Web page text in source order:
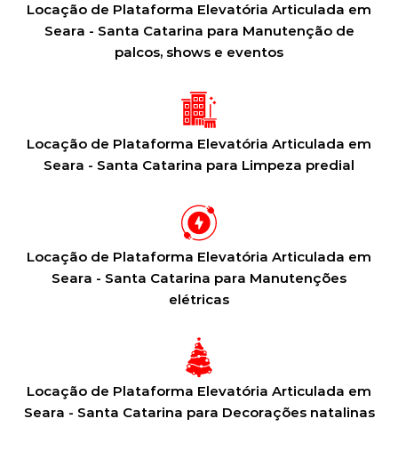
Locação de Plataforma Elevatória Articulada em
Seara - Santa Catarina para Manutenção de
palcos, shows e eventos
Locação de Plataforma Elevatória Articulada em
Seara - Santa Catarina para Limpeza predial
Locação de Plataforma Elevatória Articulada em
Seara - Santa Catarina para Manutenções
elétricas
Locação de Plataforma Elevatória Articulada em
Seara - Santa Catarina para Decorações natalinas